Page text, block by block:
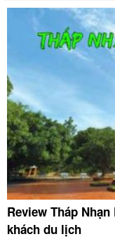
Review Tháp
khách du lịch